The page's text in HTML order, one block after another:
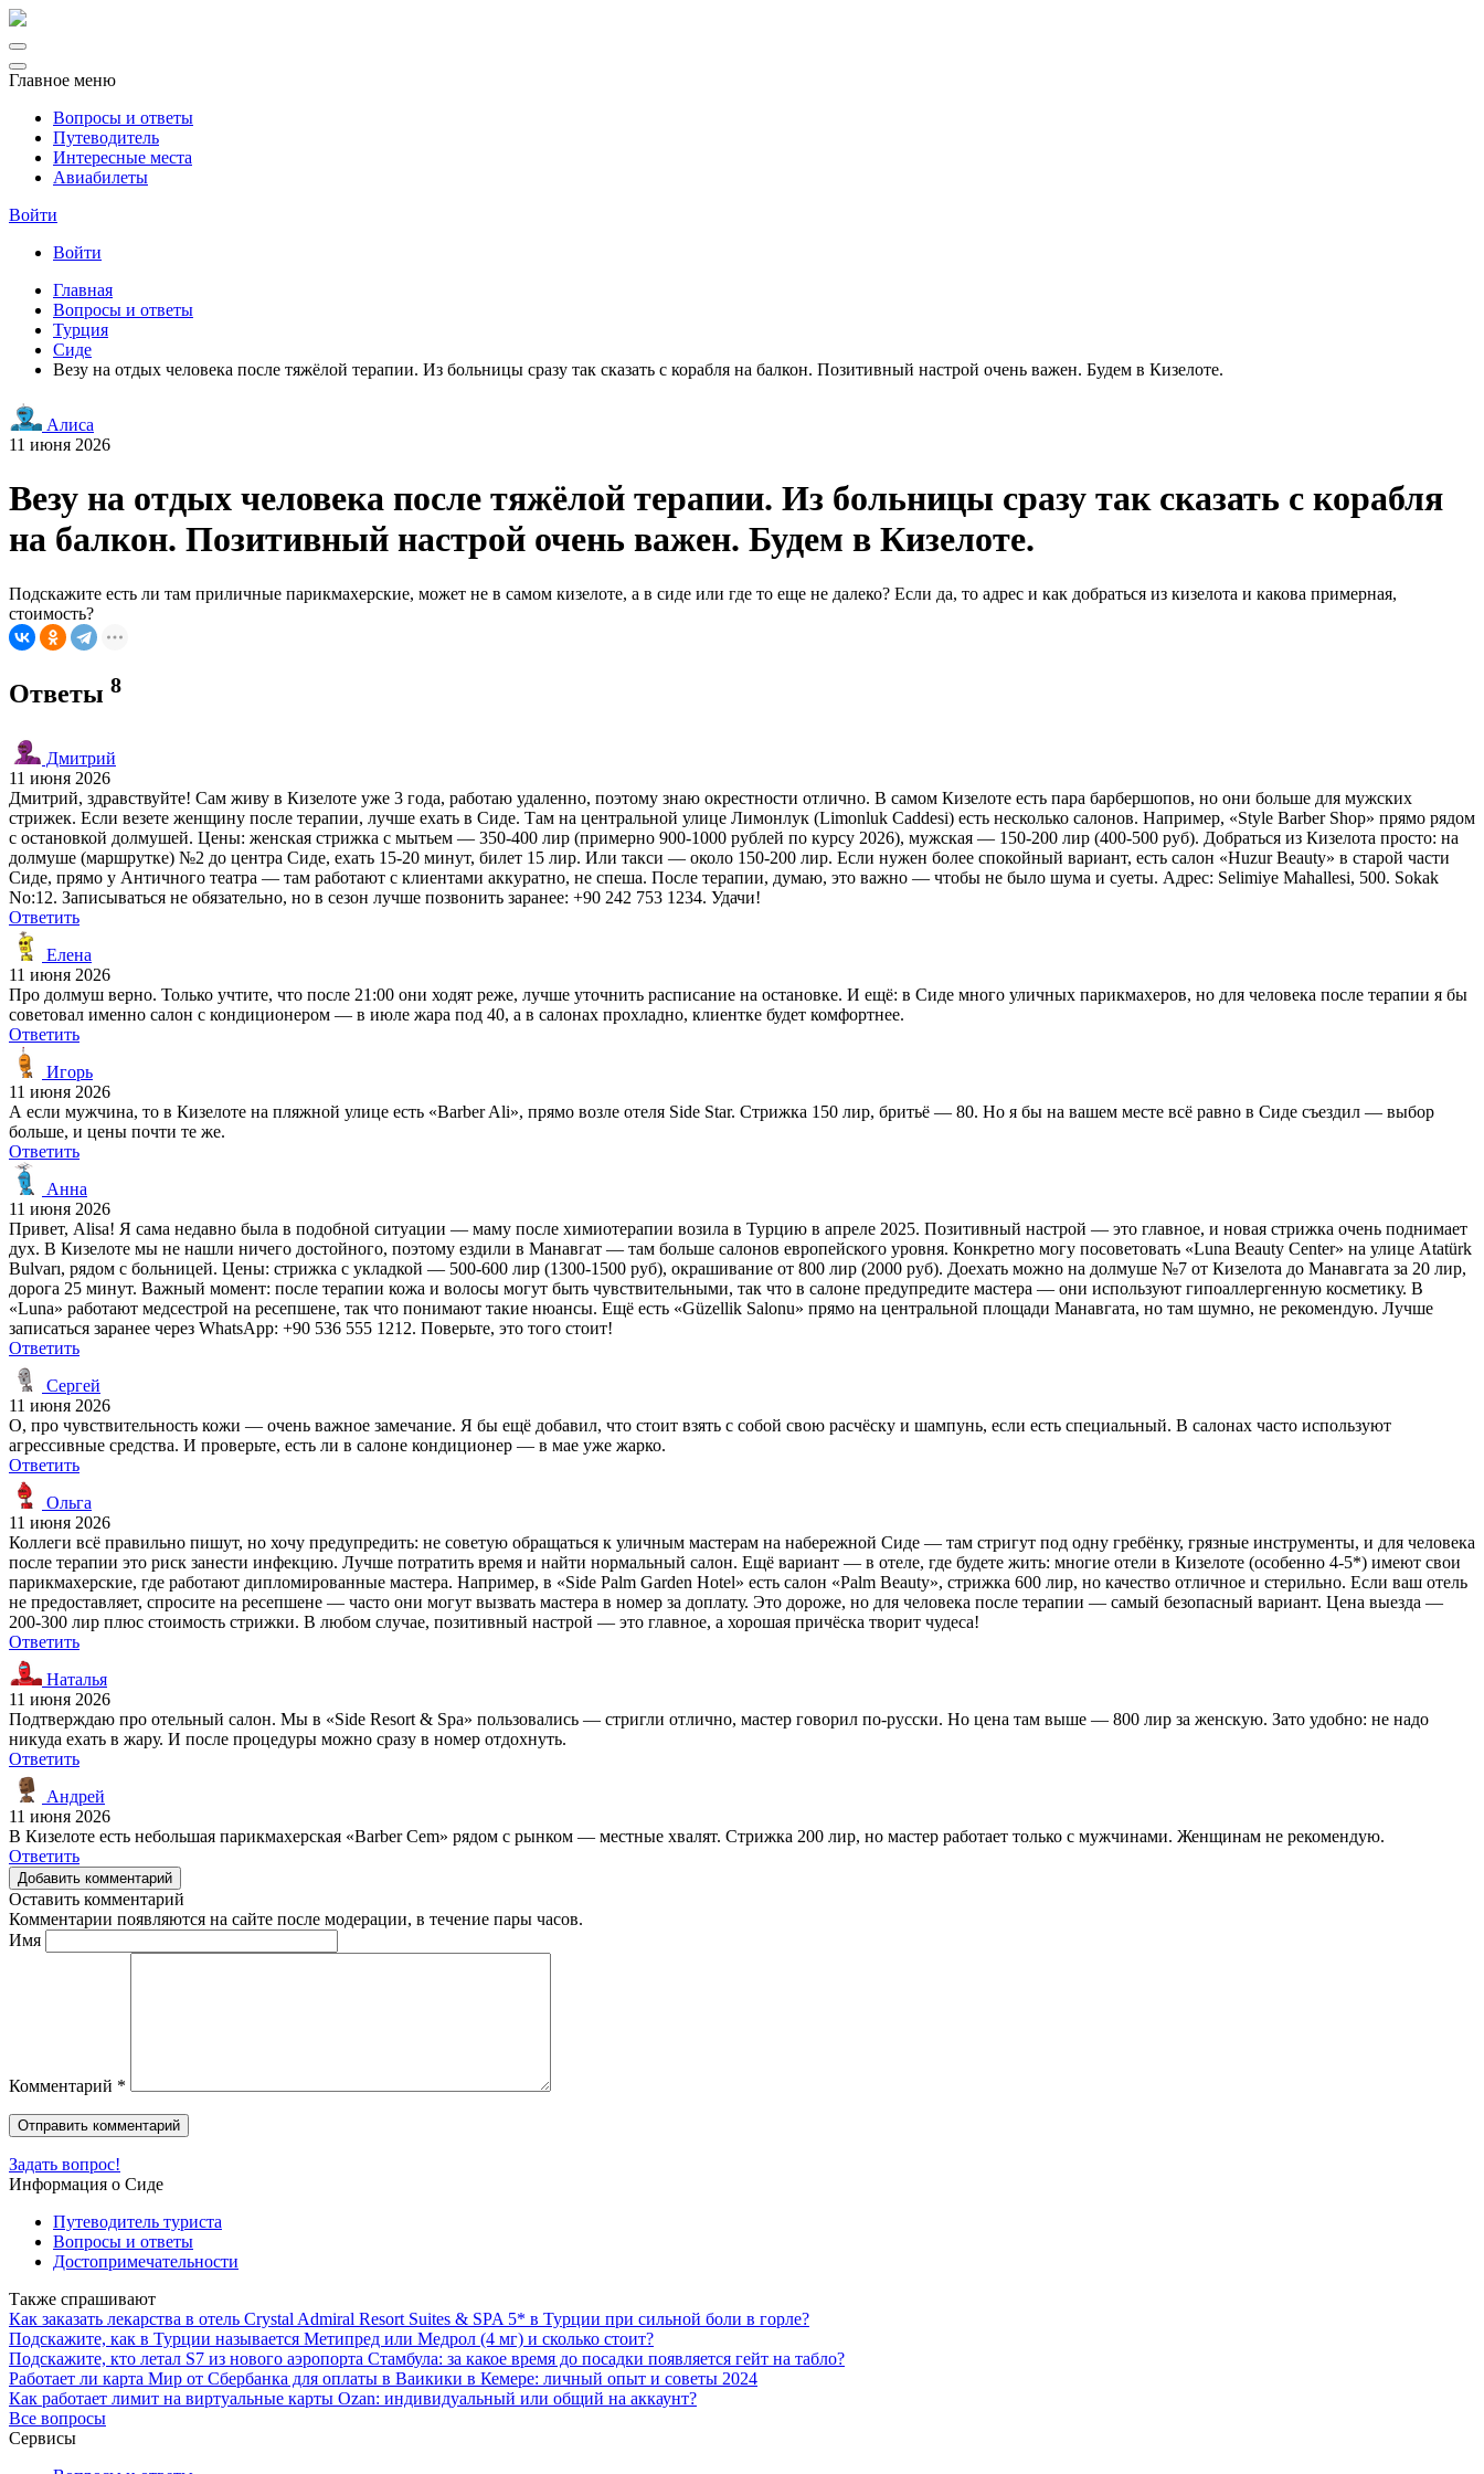
Главное меню
Вопросы и ответы
Путеводитель
Интересные места
Авиабилеты
Войти
Войти
Главная
Вопросы и ответы
Турция
Сиде
Везу на отдых человека после тяжёлой терапии. Из больницы сразу так сказать с корабля на балкон. Позитивный настрой очень важен. Будем в Кизелоте.
Алиса
11 июня 2026
Везу на отдых человека после тяжёлой терапии. Из больницы сразу так сказать с корабля
на балкон. Позитивный настрой очень важен. Будем в Кизелоте.
Подскажите есть ли там приличные парикмахерские, может не в самом кизелоте, а в сиде или где то еще не далеко? Если да, то адрес и как добраться из кизелота и какова примерная,
стоимость?
Ответы 8
Дмитрий
11 июня 2026
Дмитрий, здравствуйте! Сам живу в Кизелоте уже 3 года, работаю удаленно, поэтому знаю окрестности отлично. В самом Кизелоте есть пара барбершопов, но они больше для мужских
стрижек. Если везете женщину после терапии, лучше ехать в Сиде. Там на центральной улице Лимонлук (Limonluk Caddesi) есть несколько салонов. Например, «Style Barber Shop» прямо рядом
с остановкой долмушей. Цены: женская стрижка с мытьем — 350-400 лир (примерно 900-1000 рублей по курсу 2026), мужская — 150-200 лир (400-500 руб). Добраться из Кизелота просто: на
долмуше (маршрутке) №2 до центра Сиде, ехать 15-20 минут, билет 15 лир. Или такси — около 150-200 лир. Если нужен более спокойный вариант, есть салон «Huzur Beauty» в старой части
Сиде, прямо у Античного театра — там работают с клиентами аккуратно, не спеша. После терапии, думаю, это важно — чтобы не было шума и суеты. Адрес: Selimiye Mahallesi, 500. Sokak
No:12. Записываться не обязательно, но в сезон лучше позвонить заранее: +90 242 753 1234. Удачи!
Ответить
Елена
11 июня 2026
Про долмуш верно. Только учтите, что после 21:00 они ходят реже, лучше уточнить расписание на остановке. И ещё: в Сиде много уличных парикмахеров, но для человека после терапии я бы
советовал именно салон с кондиционером — в июле жара под 40, а в салонах прохладно, клиентке будет комфортнее.
Ответить
Игорь
11 июня 2026
А если мужчина, то в Кизелоте на пляжной улице есть «Barber Ali», прямо возле отеля Side Star. Стрижка 150 лир, бритьё — 80. Но я бы на вашем месте всё равно в Сиде съездил — выбор
больше, и цены почти те же.
Ответить
Анна
11 июня 2026
Привет, Alisa! Я сама недавно была в подобной ситуации — маму после химиотерапии возила в Турцию в апреле 2025. Позитивный настрой — это главное, и новая стрижка очень поднимает
дух. В Кизелоте мы не нашли ничего достойного, поэтому ездили в Манавгат — там больше салонов европейского уровня. Конкретно могу посоветовать «Luna Beauty Center» на улице Atatürk
Bulvarı, рядом с больницей. Цены: стрижка с укладкой — 500-600 лир (1300-1500 руб), окрашивание от 800 лир (2000 руб). Доехать можно на долмуше №7 от Кизелота до Манавгата за 20 лир,
дорога 25 минут. Важный момент: после терапии кожа и волосы могут быть чувствительными, так что в салоне предупредите мастера — они используют гипоаллергенную косметику. В
«Luna» работают медсестрой на ресепшене, так что понимают такие нюансы. Ещё есть «Güzellik Salonu» прямо на центральной площади Манавгата, но там шумно, не рекомендую. Лучше
записаться заранее через WhatsApp: +90 536 555 1212. Поверьте, это того стоит!
Ответить
Сергей
11 июня 2026
О, про чувствительность кожи — очень важное замечание. Я бы ещё добавил, что стоит взять с собой свою расчёску и шампунь, если есть специальный. В салонах часто используют
агрессивные средства. И проверьте, есть ли в салоне кондиционер — в мае уже жарко.
Ответить
Ольга
11 июня 2026
Коллеги всё правильно пишут, но хочу предупредить: не советую обращаться к уличным мастерам на набережной Сиде — там стригут под одну гребёнку, грязные инструменты, и для человека
после терапии это риск занести инфекцию. Лучше потратить время и найти нормальный салон. Ещё вариант — в отеле, где будете жить: многие отели в Кизелоте (особенно 4-5*) имеют свои
парикмахерские, где работают дипломированные мастера. Например, в «Side Palm Garden Hotel» есть салон «Palm Beauty», стрижка 600 лир, но качество отличное и стерильно. Если ваш отель
не предоставляет, спросите на ресепшене — часто они могут вызвать мастера в номер за доплату. Это дороже, но для человека после терапии — самый безопасный вариант. Цена выезда —
200-300 лир плюс стоимость стрижки. В любом случае, позитивный настрой — это главное, а хорошая причёска творит чудеса!
Ответить
Наталья
11 июня 2026
Подтверждаю про отельный салон. Мы в «Side Resort & Spa» пользовались — стригли отлично, мастер говорил по-русски. Но цена там выше — 800 лир за женскую. Зато удобно: не надо
никуда ехать в жару. И после процедуры можно сразу в номер отдохнуть.
Ответить
Андрей
11 июня 2026
В Кизелоте есть небольшая парикмахерская «Barber Cem» рядом с рынком — местные хвалят. Стрижка 200 лир, но мастер работает только с мужчинами. Женщинам не рекомендую.
Ответить
Добавить комментарий
Оставить комментарий
Комментарии появляются на сайте после модерации, в течение пары часов.
Имя
Комментарий *
Задать вопрос!
Информация о Сиде
Путеводитель туриста
Вопросы и ответы
Достопримечательности
Также спрашивают
Как заказать лекарства в отель Crystal Admiral Resort Suites & SPA 5* в Турции при сильной боли в горле?
Подскажите, как в Турции называется Метипред или Медрол (4 мг) и сколько стоит?
Подскажите, кто летал S7 из нового аэропорта Стамбула: за какое время до посадки появляется гейт на табло?
Работает ли карта Мир от Сбербанка для оплаты в Ваикики в Кемере: личный опыт и советы 2024
Как работает лимит на виртуальные карты Ozan: индивидуальный или общий на аккаунт?
Все вопросы
Сервисы